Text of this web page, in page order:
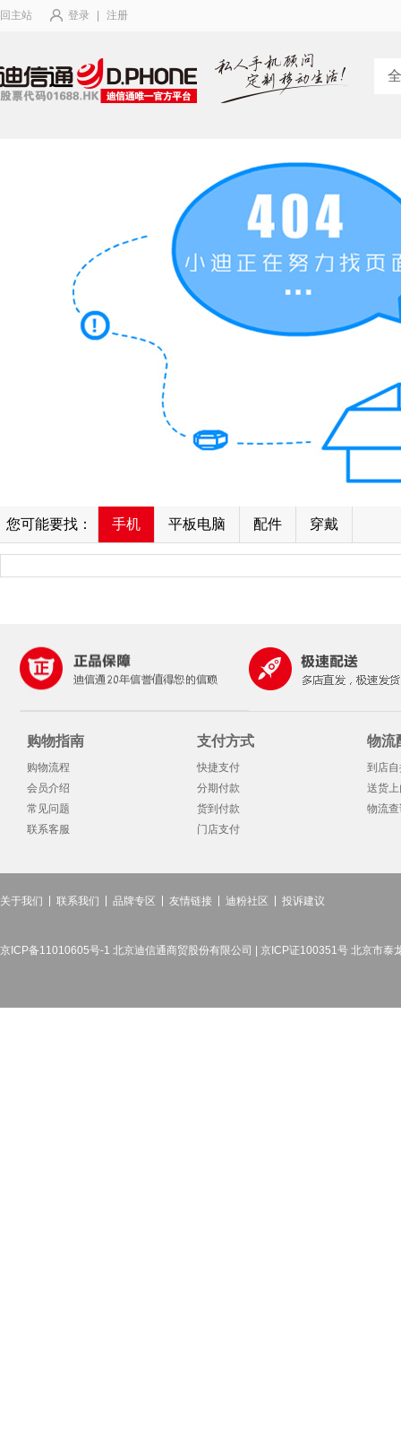
回主站 登录 注册
您可能要找： 手机 平板电脑 配件 穿戴
购物指南
购物流程
会员介绍
常见问题
联系客服
支付方式
快捷支付
分期付款
货到付款
门店支付
物流
到店
送货
物流
关于我们 联系我们 品牌专区 友情链接 迪粉社区 投诉建议
京ICP备11010605号-1 北京迪信通商贸股份有限公司 | 京ICP证100351号 北京市泰